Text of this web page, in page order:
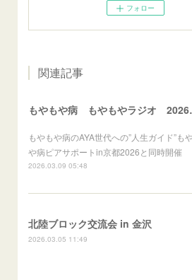
フォロー
関連記事
もやも
もやもや病のAYA世代への”人生ガイド”も
や病ピアサポートin京都2026と同時開催
2026.03.09 05:48
北陸ブロック交流会 in 金沢
2026.03.05 11:49